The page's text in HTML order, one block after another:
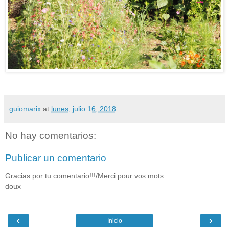
guiomarix at lunes, julio 16, 2018
No hay comentarios:
Publicar un comentario
Gracias por tu comentario!!!/Merci pour vos mots
doux
‹ ›
Inicio